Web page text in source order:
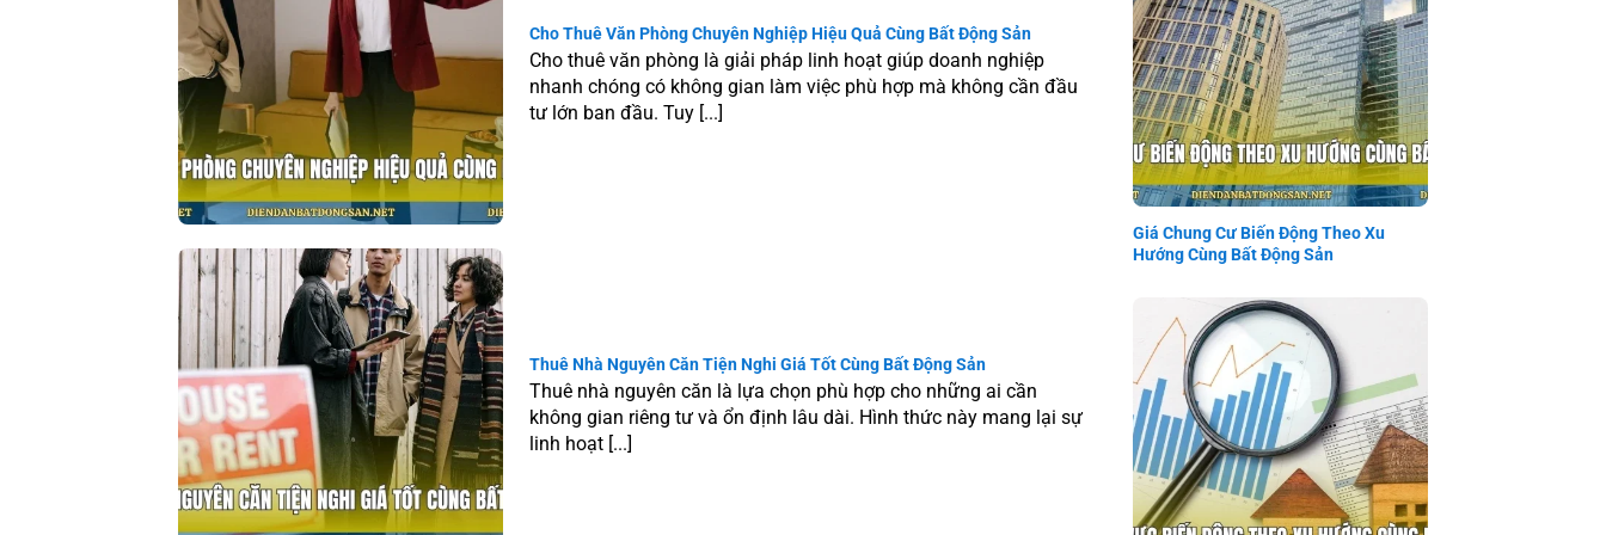
Hành trình hình thành giá trị tài sản bền vững
Giá trị của một tài sản không hình thành trong thời gian ngắn mà là kết quả của nhiều yếu tố tích lũy. Người tham gia Bất Động Sản cần nhìn
xa hơn những biến động tức thời để xây dựng chiến lược dài hạn.
Cho Thuê Văn Phòng Chuyên Nghiệp
Hiệu Quả Cùng Bất Động Sản
Cho Thuê Văn Phòng Chuyên Nghiệp Hiệu Quả Cùng Bất Động Sản
Cho thuê văn phòng là giải pháp linh hoạt giúp doanh nghiệp
nhanh chóng có không gian làm việc phù hợp mà không cần đầu
tư lớn ban đầu. Tuy [...]
Thuê Nhà Nguyên Căn Tiện Nghi Giá
Tốt Cùng Bất Động Sản
Thuê Nhà Nguyên Căn Tiện Nghi Giá Tốt Cùng Bất Động Sản
Thuê nhà nguyên căn là lựa chọn phù hợp cho những ai cần
không gian riêng tư và ổn định lâu dài. Hình thức này mang lại sự
linh hoạt [...]
Giá Chung Cư Biến Động Theo Xu
Hướng Cùng Bất Động Sản
Giá Chung Cư Biến Động Theo Xu
Hướng Cùng Bất Động Sản
Giá Đất Khu Vực Biến Động Theo